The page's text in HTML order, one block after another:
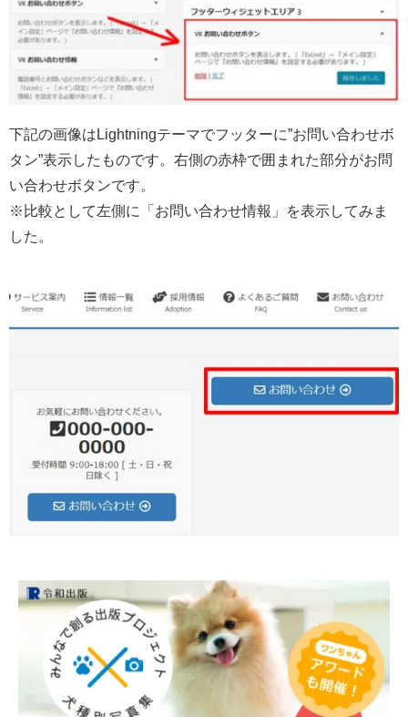
下記の画像はLightningテーマでフッターに”お問い合わせボ
タン”表示したものです。右側の赤枠で囲まれた部分がお問
い合わせボタンです。
※比較として左側に「お問い合わせ情報」を表示してみま
した。